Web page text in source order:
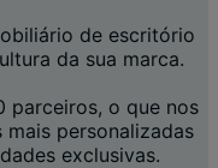
de escritório
da sua marca.
parceiros, o que nos
personalizadas
exclusivas.